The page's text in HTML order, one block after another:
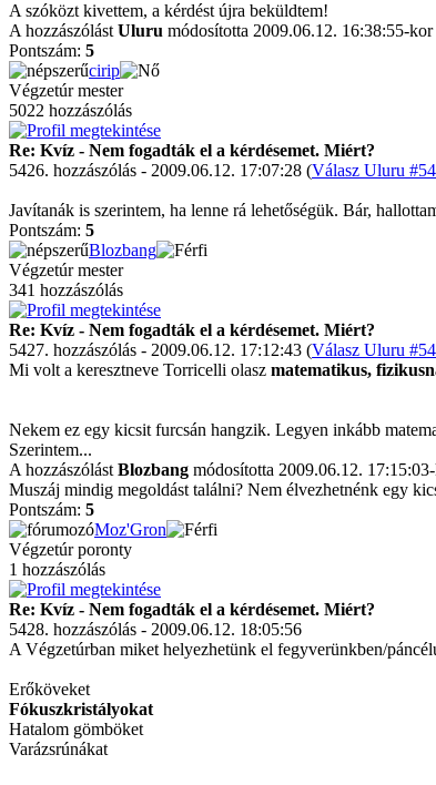
A szóközt kivettem, a kérdést újra beküldtem!
A hozzászólást Uluru módosította 2009.06.12. 16:38:55-kor
Pontszám: 5
cirip
Végzetúr mester
5022 hozzászólás
Re: Kvíz - Nem fogadták el a kérdésemet. Miért?
5426. hozzászólás - 2009.06.12. 17:07:28 (Válasz Uluru
Javítanák is szerintem, ha lenne rá lehetőségük. Bár,
Pontszám: 5
Blozbang
Végzetúr mester
341 hozzászólás
Re: Kvíz - Nem fogadták el a kérdésemet. Miért?
5427. hozzászólás - 2009.06.12. 17:12:43 (Válasz Uluru
Mi volt a keresztneve Torricelli olasz matematikus,
Nekem ez egy kicsit furcsán hangzik. Legyen inkább
Szerintem...
A hozzászólást Blozbang módosította 2009.06.12.
Muszáj mindig megoldást találni? Nem élvezhetnénk egy
Pontszám: 5
Moz'Gron
Végzetúr poronty
1 hozzászólás
Re: Kvíz - Nem fogadták el a kérdésemet. Miért?
5428. hozzászólás - 2009.06.12. 18:05:56
A Végzetúrban miket helyezhetünk el fegyverünkben/
Erőköveket
Fókuszkristályokat
Hatalom gömböket
Varázsrúnákat